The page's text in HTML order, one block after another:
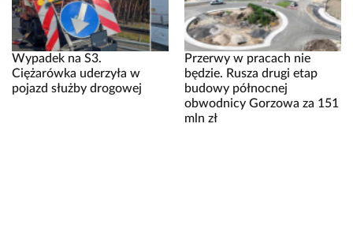
Wypadek na S3.
Ciężarówka uderzyła w
pojazd służby drogowej
Przerwy w pracach nie
będzie. Rusza drugi etap
budowy północnej
obwodnicy Gorzowa za 151
mln zł